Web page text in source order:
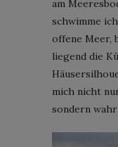
am
schwimme
offene Meer,
liegend die
mich nicht
sondern